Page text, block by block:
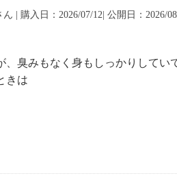
ているた
も簡単
ニエ
だけま
ん | 購入日：2026/07/12| 公開日：2026/08/
臭みもなく身もしっかりしてい
きは